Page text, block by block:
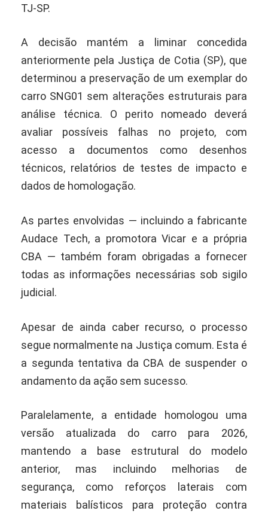
TJ-SP.
A decisão mantém a liminar concedida
anteriormente pela Justiça de Cotia (SP), que
determinou a preservação de um exemplar do
carro SNG01 sem alterações estruturais para
análise técnica. O perito nomeado deverá
avaliar possíveis falhas no projeto, com
acesso a documentos como desenhos
técnicos, relatórios de testes de impacto e
dados de homologação.
As partes envolvidas — incluindo a fabricante
Audace Tech, a promotora Vicar e a própria
CBA — também foram obrigadas a fornecer
todas as informações necessárias sob sigilo
judicial.
Apesar de ainda caber recurso, o processo
segue normalmente na Justiça comum. Esta é
a segunda tentativa da CBA de suspender o
andamento da ação sem sucesso.
Paralelamente, a entidade homologou uma
versão atualizada do carro para 2026,
mantendo a base estrutural do modelo
anterior, mas incluindo melhorias de
segurança, como reforços laterais com
materiais balísticos para proteção contra